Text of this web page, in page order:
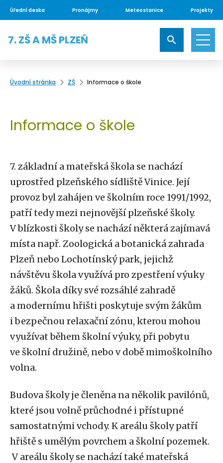
Úřední deska Pronájmy Meteostanice Projekty
7. ZŠ A MŠ PLZEŇ
Úvodní stránka ZŠ Informace o škole
Informace o škole
7. základní a mateřská škola se nachází
uprostřed plzeňského sídliště Vinice. Její
provoz byl zahájen ve školním roce 1991/1992,
patří tedy mezi nejnovější plzeňské školy.
V blízkosti školy se nachází některá zajímavá
místa např. Zoologická a botanická zahrada
Plzeň nebo Lochotínský park, jejichž
návštěvu škola využívá pro zpestření výuky
žáků. Škola díky své rozsáhlé zahradě
a modernímu hřišti poskytuje svým žákům
i bezpečnou relaxační zónu, kterou mohou
využívat během školní výuky, při pobytu
ve školní družině, nebo v době mimoškolního
volna.
Budova školy je členěna na několik pavilónů,
které jsou volně průchodné i přístupné
samostatnými vchody. K areálu školy patří
hřiště s umělým povrchem a školní pozemek.
V areálu školy se nachází také mateřská